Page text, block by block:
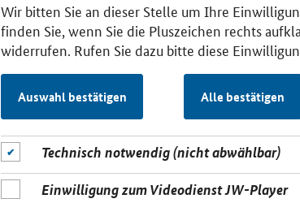
Wir bitten Sie an dieser Stelle um Ihre
finden Sie, wenn Sie die Pluszeichen rechts
widerrufen. Rufen Sie dazu bitte diese
Auswahl bestätigen Alle bestätigen
Technisch notwendig (nicht abwählbar)
Einwilligung zum Videodienst JW-Player